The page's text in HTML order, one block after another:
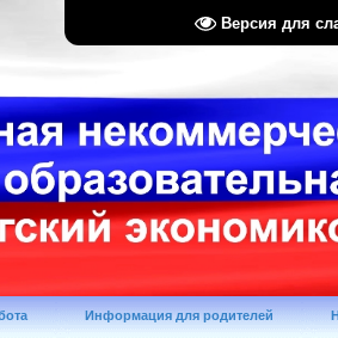
Версия для
Информация для родителей